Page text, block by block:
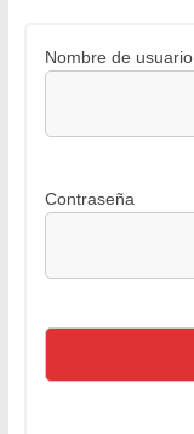
Nombre de usuario
Contraseña